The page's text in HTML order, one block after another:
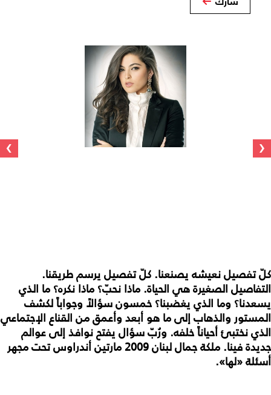
‹
›
كلّ تفصيل نعيشه يصنعنا. كلّ تفصيل يرسم طريقنا.
التفاصيل الصغيرة هي الحياة. ماذا نحبّ؟ ماذا نكره؟ ما الذي
يسعدنا؟ وما الذي يغضبنا؟ خمسون سؤالاً وجواباً لكشف
المستور والذهاب إلى ما هو أبعد وأعمق من القناع الإجتماعي
الذي نختبئ أحياناً خلفه. ورُبّ سؤال يفتح نوافذ إلى عوالم
جديدة فينا. ملكة جمال لبنان 2009 مارتين أندراوس تحت مجهر
أسئلة «لها».